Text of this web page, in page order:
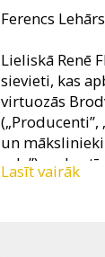
Ferencs
Lieliskā Renē
sievieti, kas
virtuozās
un mākslinieki
sala”) un
„Pelēkie
Lasīt vairāk